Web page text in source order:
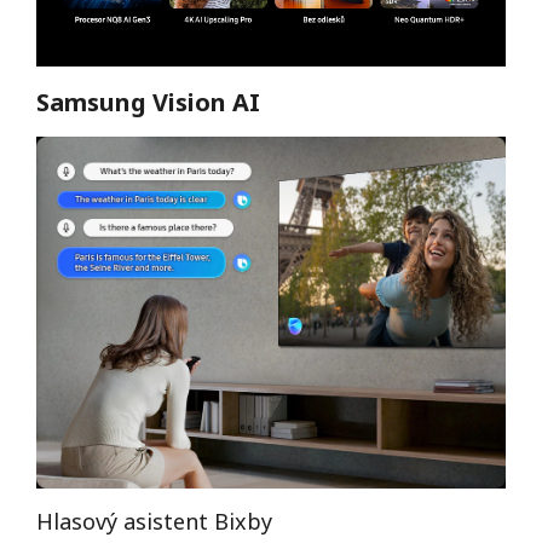
Samsung Vision AI
Hlasový asistent Bixby